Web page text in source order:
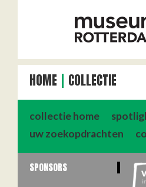
HOME COLLECTIE
collectie home
uw zoekopdrachten
SPONSORS